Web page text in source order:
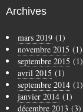
Archives
mars 2019 (1)
novembre 2015 (1)
septembre 2015 (1)
avril 2015 (1)
septembre 2014 (1)
janvier 2014 (1)
décembre 2013 (3)